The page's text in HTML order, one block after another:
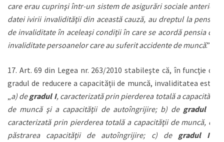
care erau cuprinşi într-un sistem de asigurări sociale anterior
datei ivirii invalidităţii din această cauză, au dreptul la pensie
de invaliditate în aceleaşi condiţii în care se acordă pensia de
invaliditate persoanelor care au suferit accidente de muncă.”
17. Art. 69 din Legea nr. 263/2010 stabileşte că, în funcţie de
gradul de reducere a capacităţii de muncă, invaliditatea este:
a) degradul I, caracterizată prin pierderea totală a capacităţii
de muncă şi a capacităţii de autoîngrijire; b) de gradul II
caracterizată prin pierderea totală a capacităţii de muncă, cu
păstrarea capacităţii de autoîngrijire; c) de gradul III